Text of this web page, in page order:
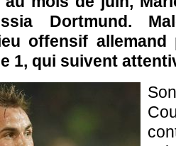
Dortmund.
offensif allemand
1, qui suivent